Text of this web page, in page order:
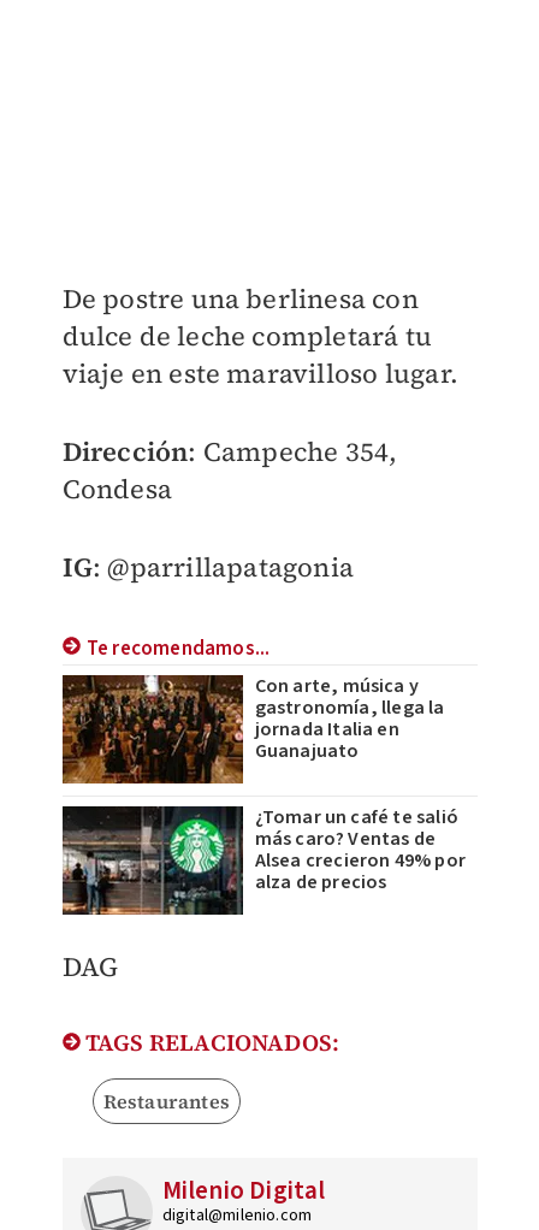
De postre una berlinesa con
dulce de leche completará tu
viaje en este maravilloso lugar.
Dirección: Campeche 354,
Condesa
IG: @parrillapatagonia
Te recomendamos...
Con arte, música y
gastronomía, llega la
jornada Italia en
Guanajuato
¿Tomar un café te salió
más caro? Ventas de
Alsea crecieron 49% por
alza de precios
​DAG
TAGS RELACIONADOS:
Restaurantes
Milenio Digital
digital@milenio.com